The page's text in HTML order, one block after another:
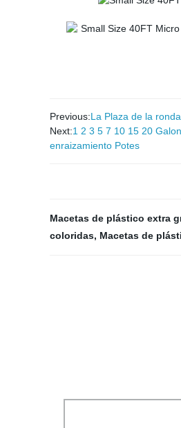
Previous:La Plaza de la
Next:1 2 3 5 7 10 15 20
enraizamiento Potes
Macetas de plástico extra
coloridas, Macetas de